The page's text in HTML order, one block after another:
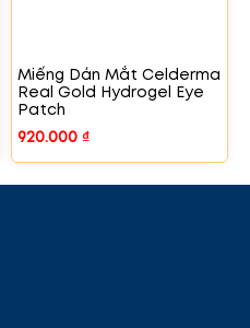
Miếng Dán Mắt Celderma
Real Gold Hydrogel Eye
Patch
920.000 ₫